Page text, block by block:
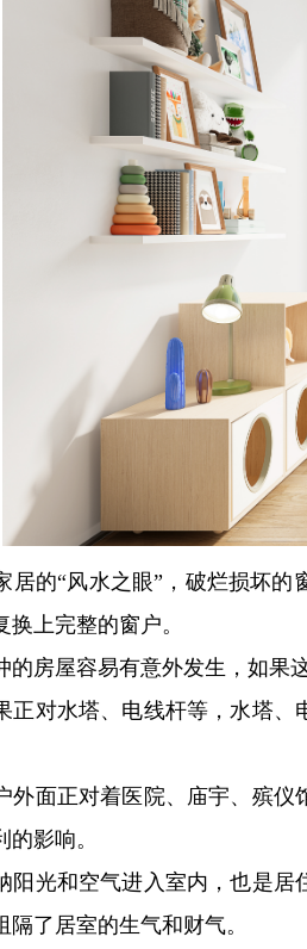
居的“风水之眼”，破烂损坏
上完整的窗户。
的房屋容易有意外发生，如果
正对水塔、电线杆等，水塔
外面正对着医院、庙宇、殡
影响。
阳光和空气进入室内，也是
了居室的生气和财气。